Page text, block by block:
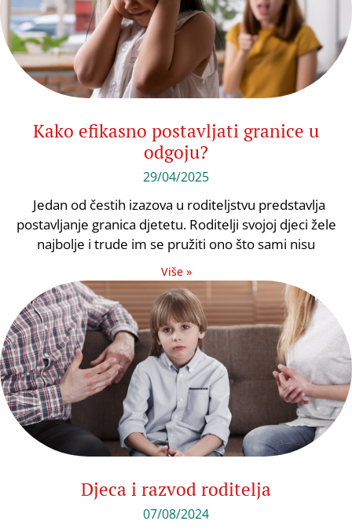
Kako efikasno postavljati granice u
odgoju?
29/04/2025
Jedan od čestih izazova u roditeljstvu predstavlja
postavljanje granica djetetu. Roditelji svojoj djeci žele
najbolje i trude im se pružiti ono što sami nisu
Više »
Djeca i razvod roditelja
07/08/2024